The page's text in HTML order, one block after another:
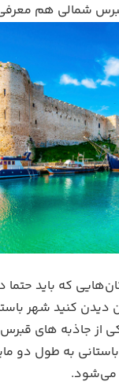
شمالی هم
که باید
دیدن کنید شهر
از جاذبه‌ های
به طول دو
می‌شود.